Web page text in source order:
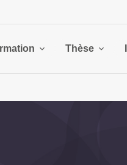
Thèse